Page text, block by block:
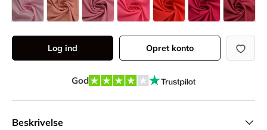
Log ind Opret konto
God
Beskrivelse